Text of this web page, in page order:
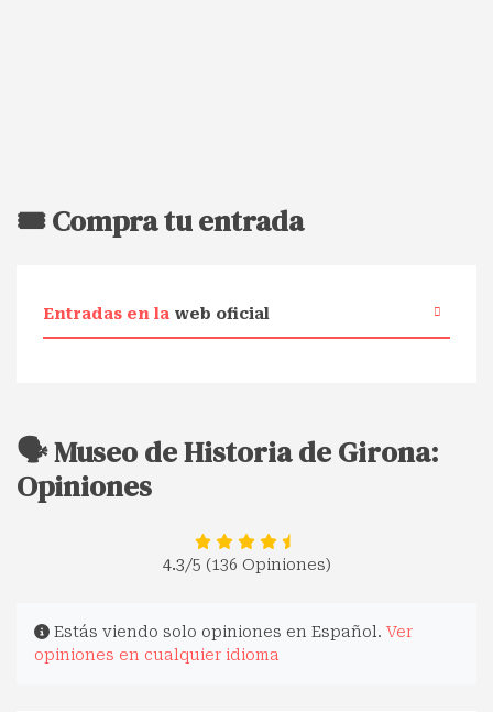
🎟️ Compra tu entrada
Entradas en la web oficial
🗣️ Museo de Historia de Girona:
Opiniones
4.3/5 (136 Opiniones)
Estás viendo solo opiniones en Español. Ver
opiniones en cualquier idioma